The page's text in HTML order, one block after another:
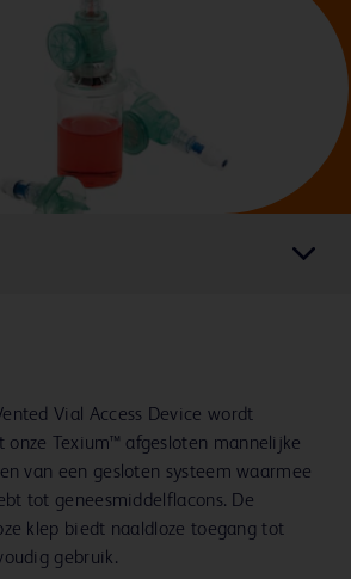
Vial Access Device wordt
onze Texium™ afgesloten mannelijke
van een gesloten systeem waarmee
tot geneesmiddelflacons. De
klep biedt naaldloze toegang tot
gebruik.